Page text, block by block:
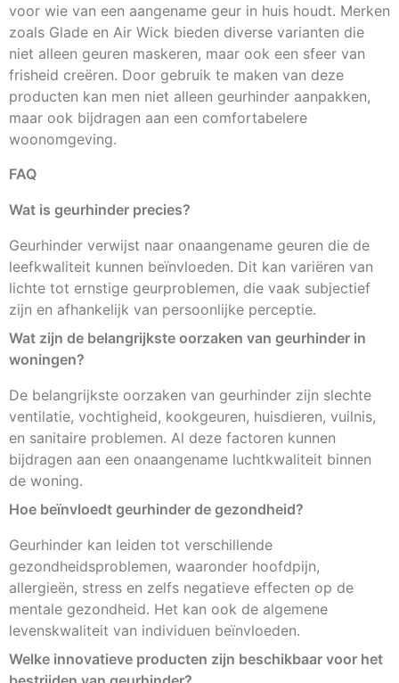
voor wie van een aangename geur in huis houdt. Merken
zoals Glade en Air Wick bieden diverse varianten die
niet alleen geuren maskeren, maar ook een sfeer van
frisheid creëren. Door gebruik te maken van deze
producten kan men niet alleen geurhinder aanpakken,
maar ook bijdragen aan een comfortabelere
woonomgeving.
FAQ
Wat is geurhinder precies?
Geurhinder verwijst naar onaangename geuren die de
leefkwaliteit kunnen beïnvloeden. Dit kan variëren van
lichte tot ernstige geurproblemen, die vaak subjectief
zijn en afhankelijk van persoonlijke perceptie.
Wat zijn de belangrijkste oorzaken van geurhinder in
woningen?
De belangrijkste oorzaken van geurhinder zijn slechte
ventilatie, vochtigheid, kookgeuren, huisdieren, vuilnis,
en sanitaire problemen. Al deze factoren kunnen
bijdragen aan een onaangename luchtkwaliteit binnen
de woning.
Hoe beïnvloedt geurhinder de gezondheid?
Geurhinder kan leiden tot verschillende
gezondheidsproblemen, waaronder hoofdpijn,
allergieën, stress en zelfs negatieve effecten op de
mentale gezondheid. Het kan ook de algemene
levenskwaliteit van individuen beïnvloeden.
Welke innovatieve producten zijn beschikbaar voor het